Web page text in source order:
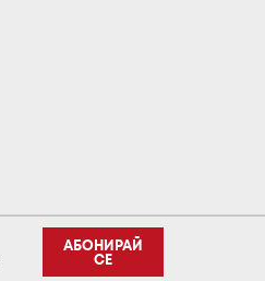
АБОНИРАЙ
СЕ